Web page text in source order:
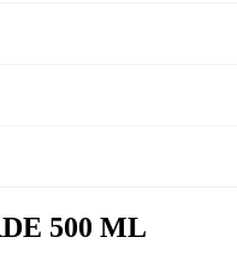
500 ML